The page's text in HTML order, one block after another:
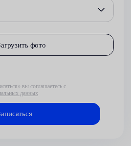
фото
вы соглашаетесь с
данных